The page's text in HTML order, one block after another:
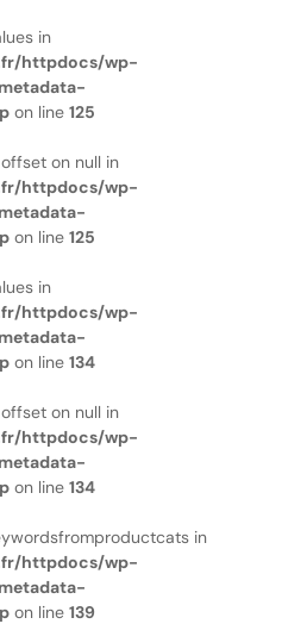
in
httpdocs/wp-
on line 125
on null in
httpdocs/wp-
on line 125
in
httpdocs/wp-
on line 134
on null in
httpdocs/wp-
on line 134
in
httpdocs/wp-
on line 139